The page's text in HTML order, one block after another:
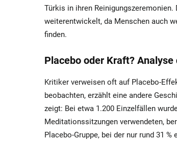
Türkis in ihren
weiterentwickelt, da Menschen auch
finden.
Placebo oder Kraft?
Kritiker verweisen oft auf Placebo-
beobachten, erzählt eine andere
zeigt: Bei etwa 1.200 Einzelfällen
Meditationssitzungen verwendeten,
Placebo-Gruppe, bei der nur rund 31